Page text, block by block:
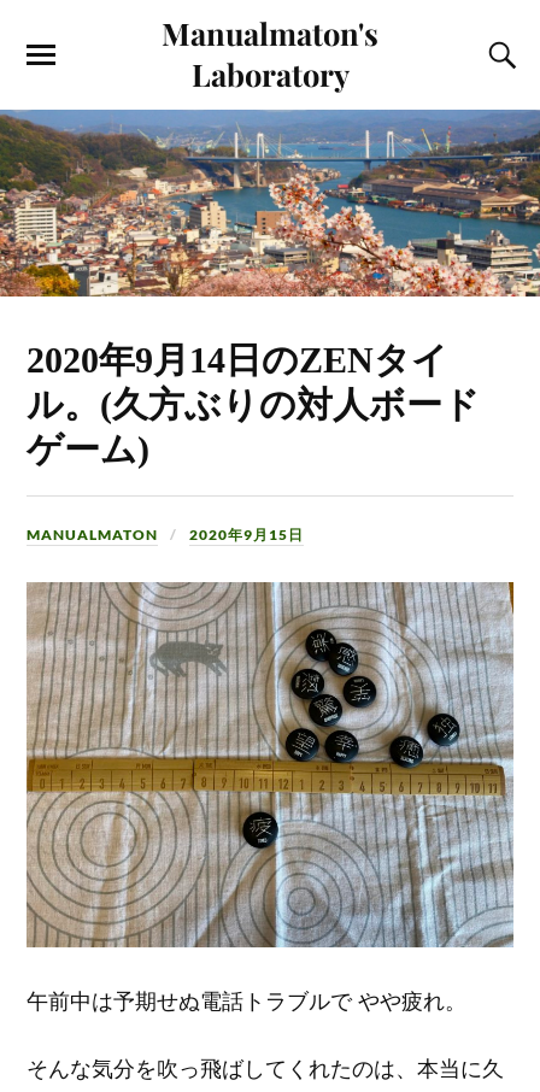
Manualmaton's
Laboratory
2020年9月14日のZENタイ
ル。(久方ぶりの対人ボード
ゲーム)
MANUALMATON 2020年9月15日
午前中は予期せぬ電話トラブルで やや疲れ。
そんな気分を吹っ飛ばしてくれたのは、本当に久